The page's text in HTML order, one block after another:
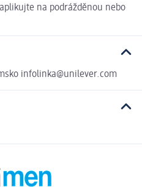
na podrážděnou nebo
infolinka@unilever.com